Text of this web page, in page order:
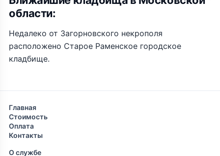
области:
Недалеко от Загорновского некрополя
расположено Старое Раменское городское
кладбище.
Главная
Стоимость
Оплата
Контакты
О службе